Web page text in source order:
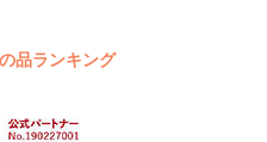
品ランキング